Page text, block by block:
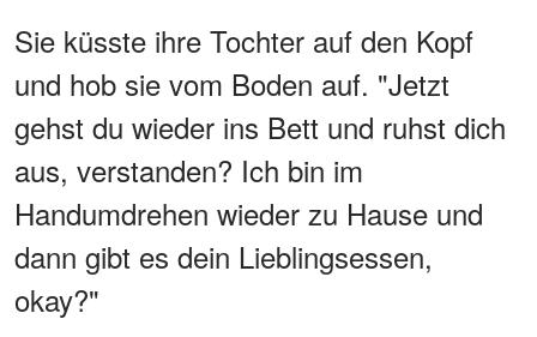
Sie küsste ihre Tochter auf den Kopf
und hob sie vom Boden auf. "Jetzt
gehst du wieder ins Bett und ruhst dich
aus, verstanden? Ich bin im
Handumdrehen wieder zu Hause und
dann gibt es dein Lieblingsessen,
okay?"